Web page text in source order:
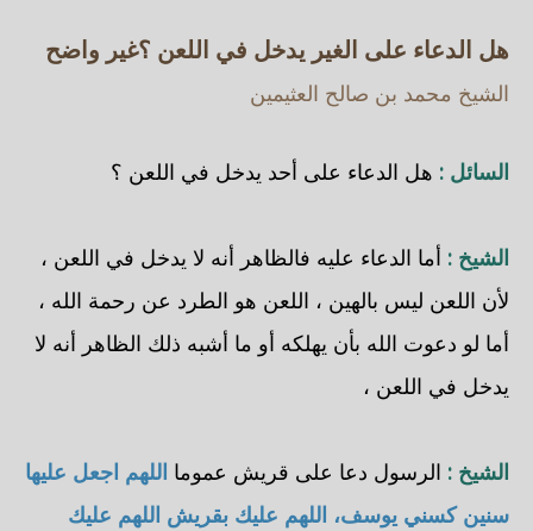
هل الدعاء على الغير يدخل في اللعن ؟غير واضح
الشيخ محمد بن صالح العثيمين
السائل : هل الدعاء على أحد يدخل في اللعن ؟
الشيخ : أما الدعاء عليه فالظاهر أنه لا يدخل في اللعن ،
لأن اللعن ليس بالهين ، اللعن هو الطرد عن رحمة الله ،
أما لو دعوت الله بأن يهلكه أو ما أشبه ذلك الظاهر أنه لا
يدخل في اللعن ،
الشيخ : الرسول دعا على قريش عموما اللهم اجعل عليها
سنين كسني يوسف، اللهم عليك بقريش اللهم عليك